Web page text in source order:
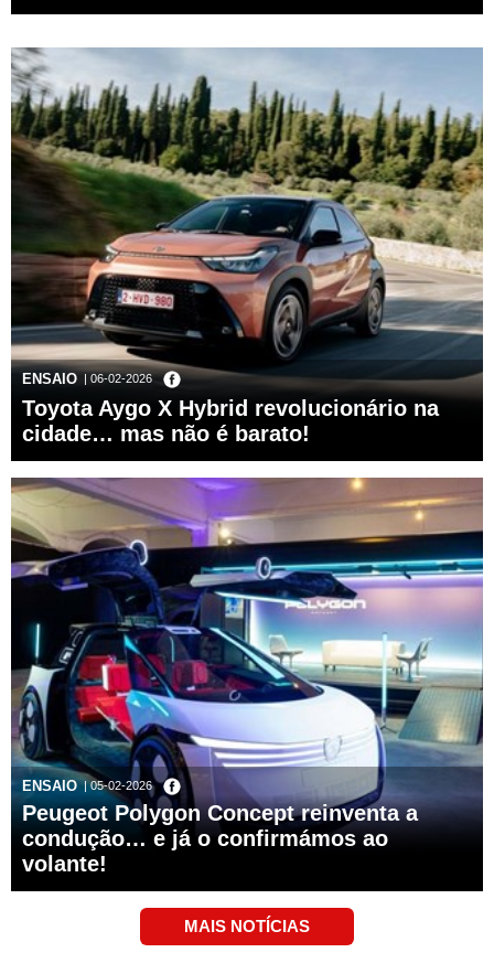
ENSAIO | 06-02-2026
Toyota Aygo X Hybrid revolucionário na
cidade… mas não é barato!
ENSAIO | 05-02-2026
Peugeot Polygon Concept reinventa a
condução… e já o confirmámos ao
volante!